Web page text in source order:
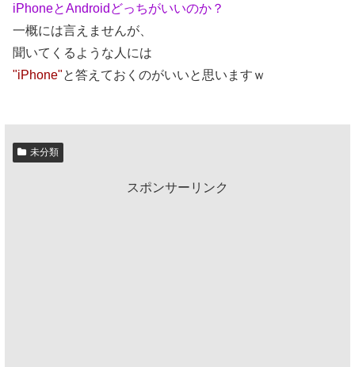
iPhoneとAndroidどっちがいいのか？
一概には言えませんが、
聞いてくるような人には
"iPhone"と答えておくのがいいと思いますｗ
未分類
スポンサーリンク